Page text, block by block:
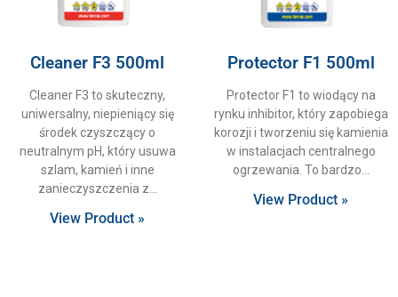
Cleaner F3 500ml
Cleaner F3 to skuteczny,
uniwersalny, niepieniący się
środek czyszczący o
neutralnym pH, który usuwa
szlam, kamień i inne
zanieczyszczenia z
View Product »
Protector F1 500ml
Protector F1 to wiodący na
rynku inhibitor, który zapobiega
korozji i tworzeniu się kamienia
w instalacjach centralnego
ogrzewania. To bardzo
View Product »